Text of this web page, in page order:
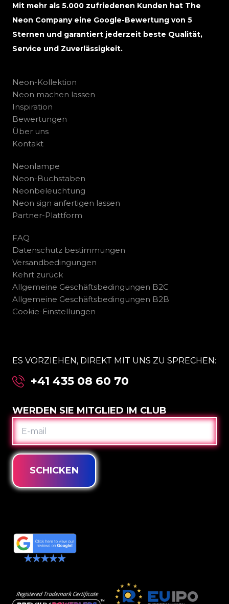
Mit mehr als 5.000 zufriedenen Kunden hat The
Neon Company eine Google-Bewertung von 5
Sternen und garantiert jederzeit beste Qualität,
Service und Zuverlässigkeit.
Neon-Kollektion
Neon machen lassen
Inspiration
Bewertungen
Über uns
Kontakt
Neonlampe
Neon-Buchstaben
Neonbeleuchtung
Neon sign anfertigen lassen
Partner-Plattform
FAQ
Datenschutz bestimmungen
Versandbedingungen
Kehrt zurück
Allgemeine Geschäftsbedingungen B2C
Allgemeine Geschäftsbedingungen B2B
Cookie-Einstellungen
ES VORZIEHEN, DIREKT MIT UNS ZU SPRECHEN:
+41 435 08 60 70
WERDEN SIE MITGLIED IM CLUB
E-
MAIL
SCHICKEN